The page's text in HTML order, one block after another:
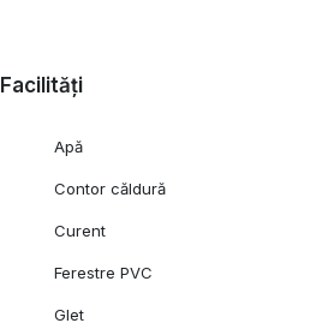
Facilități
Apă
Contor căldură
Curent
Ferestre PVC
Glet